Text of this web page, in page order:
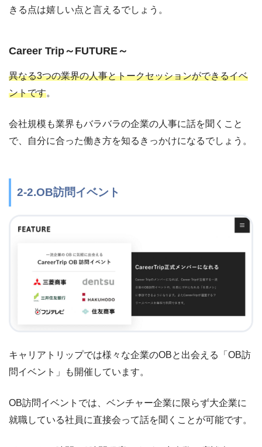
きる点は嬉しい点と言えるでしょう。
Career Trip～FUTURE～
異なる3つの業界の人事とトークセッションができるイベ
ントです。
会社規模も業界もバラバラの企業の人事に話を聞くこと
で、自分に合った働き方を知るきっかけになるでしょう。
2-2.OB訪問イベント
キャリアトリップでは様々な企業のOBと出会える「OB訪
問イベント」も開催しています。
OB訪問イベントでは、ベンチャー企業に限らず大企業に
就職している社員に直接会って話を聞くことが可能です。